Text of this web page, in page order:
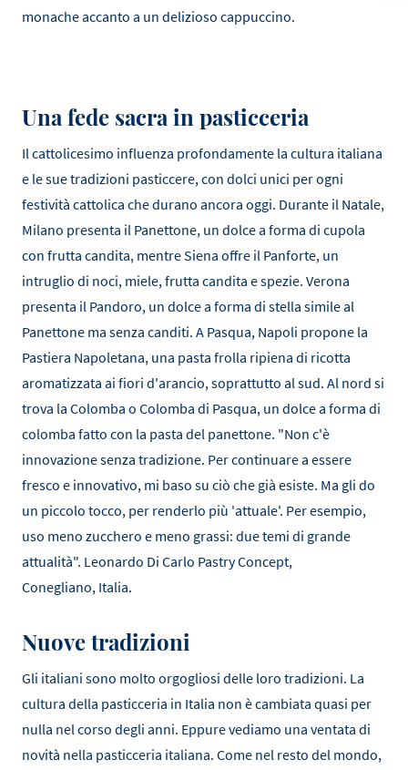
monache accanto a un delizioso cappuccino.
Una fede sacra in pasticceria
Il cattolicesimo influenza profondamente la cultura italiana
e le sue tradizioni pasticcere, con dolci unici per ogni
festività cattolica che durano ancora oggi. Durante il Natale,
Milano presenta il Panettone, un dolce a forma di cupola
con frutta candita, mentre Siena offre il Panforte, un
intruglio di noci, miele, frutta candita e spezie. Verona
presenta il Pandoro, un dolce a forma di stella simile al
Panettone ma senza canditi. A Pasqua, Napoli propone la
Pastiera Napoletana, una pasta frolla ripiena di ricotta
aromatizzata ai fiori d'arancio, soprattutto al sud. Al nord si
trova la Colomba o Colomba di Pasqua, un dolce a forma di
colomba fatto con la pasta del panettone. "Non c'è
innovazione senza tradizione. Per continuare a essere
fresco e innovativo, mi baso su ciò che già esiste. Ma gli do
un piccolo tocco, per renderlo più 'attuale'. Per esempio,
uso meno zucchero e meno grassi: due temi di grande
attualità". Leonardo Di Carlo Pastry Concept,
Conegliano, Italia.
Nuove tradizioni
Gli italiani sono molto orgogliosi delle loro tradizioni. La
cultura della pasticceria in Italia non è cambiata quasi per
nulla nel corso degli anni. Eppure vediamo una ventata di
novità nella pasticceria italiana. Come nel resto del mondo,